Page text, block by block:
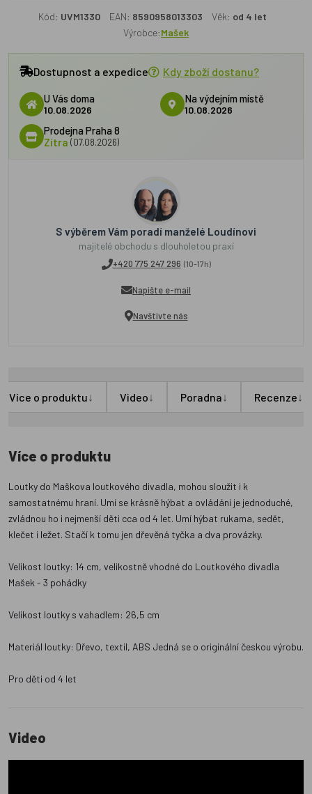
Kód: UVM1330 EAN: 8590958013303 Věk: od 4 let
Výrobce:Mašek
Dostupnost a expedice Kdy zboží dostanu?
U Vás doma
10.08.2026
Na výdejním místě
10.08.2026
Prodejna Praha 8
Zítra (07.08.2026)
S výběrem Vám poradí manželé Loudínovi
majitelé obchodu s dlouholetou praxí
+420 775 247 296 (10-17h)
Napište e-mail
Navštivte nás
Více o produktu↓ Video↓ Poradna↓ Recenze↓
Více o produktu
Loutky do Maškova loutkového divadla, mohou sloužit i k
samostatnému hraní. Umí se krásně hýbat a ovládání je jednoduché,
zvládnou ho i nejmenší děti cca od 4 let. Umí hýbat rukama, sedět,
klečet i ležet. Stačí k tomu jen dřevěná tyčka a dva provázky.
Velikost loutky: 14 cm, velikostně vhodné do Loutkového divadla
Mašek - 3 pohádky
Velikost loutky s vahadlem: 26,5 cm
Materiál loutky: Dřevo, textil, ABS Jedná se o originální českou výrobu.
Pro děti od 4 let
Video